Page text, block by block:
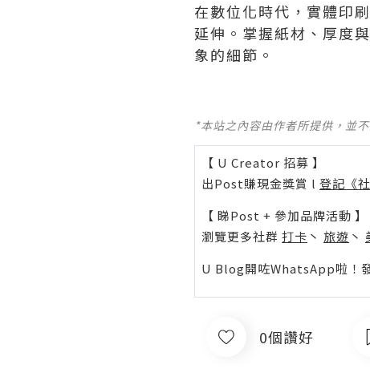
在數位化時代，實體印
延伸。掌握紙材、厚度
象的細節。
*本站之內容由作者所提供，並
【 U Creator 招募 】
出Post賺現金獎賞 l 登記《
【 睇Post + 參加品牌活動 】
瀏覽更多社群 打卡 丶 旅遊 丶
U Blog開咗WhatsApp啦！
0個讚好